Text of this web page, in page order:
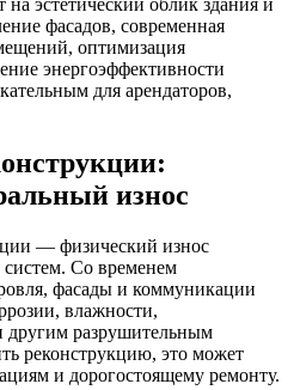
эстетический облик здания и
фасадов, современная
оптимизация
энергоэффективности
для арендаторов,
износ
— физический износ
Со временем
фасады и коммуникации
влажности,
другим разрушительным
реконструкцию, это может
и дорогостоящему ремонту.